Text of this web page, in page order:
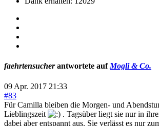
faehrtensucherantwortete auf Mogli & Co.
09 Apr. 2017 21:33
#83
Für Camilla bleiben die Morgen- und
Lieblingszeit
. Tagsüber liegt sie nur in
dabei aber entspannt aus. Sie verlässt es nur